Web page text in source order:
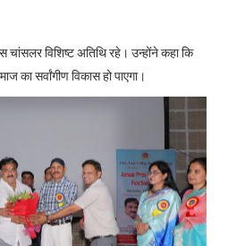
चांसलर विशिष्ट अतिथि रहे। उन्होंने कहा कि
का सर्वांगीण विकास हो पाएगा।